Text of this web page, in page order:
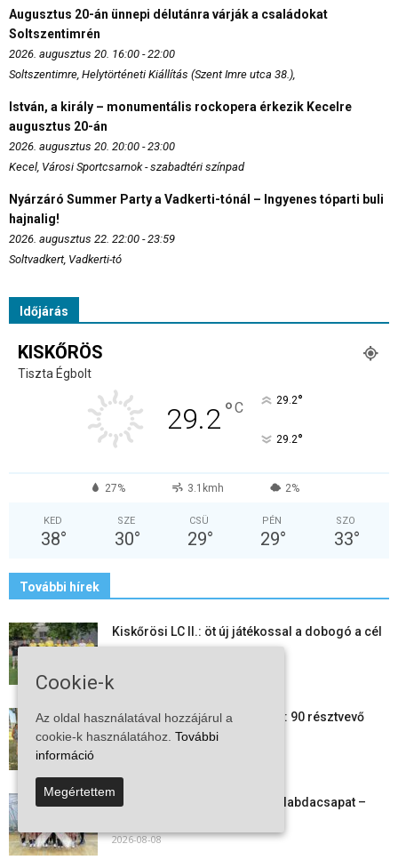
Augusztus 20-án ünnepi délutánra várják a családokat
Soltszentimrén
2026. augusztus 20. 16:00 - 22:00
Soltszentimre, Helytörténeti Kiállítás (Szent Imre utca 38.),
István, a király – monumentális rockopera érkezik Kecelre
augusztus 20-án
2026. augusztus 20. 20:00 - 23:00
Kecel, Városi Sportcsarnok - szabadtéri színpad
Nyárzáró Summer Party a Vadkerti-tónál – Ingyenes tóparti buli
hajnalig!
2026. augusztus 22. 22:00 - 23:59
Soltvadkert, Vadkerti-tó
Időjárás
KISKŐRÖS
Tiszta Égbolt
29.2°C 29.2°
29.2°
27% 3.1kmh 2%
KED
38°
SZE
30°
CSÜ
29°
PÉN
29°
SZO
33°
További hírek
Kiskőrösi LC II.: öt új játékossal a dobogó a cél
24 órás futás a Vadkerti-tónál: 90 résztvevő
1180 kilométert teljesített
Megszűnt a kiskőrösi női kézilabdacsapat –
2026-08-08
Cookie-k
Az oldal használatával hozzájárul a
cookie-k használatához. További
információ
Megértettem